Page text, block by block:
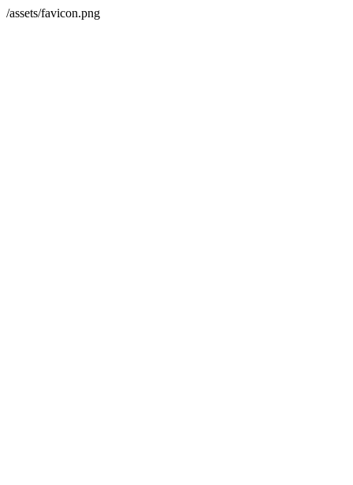
/assets/favicon.png